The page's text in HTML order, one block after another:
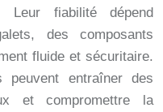
Leur fiabilité dépend
des composants
fluide et sécuritaire.
peuvent entraîner des
et compromettre la